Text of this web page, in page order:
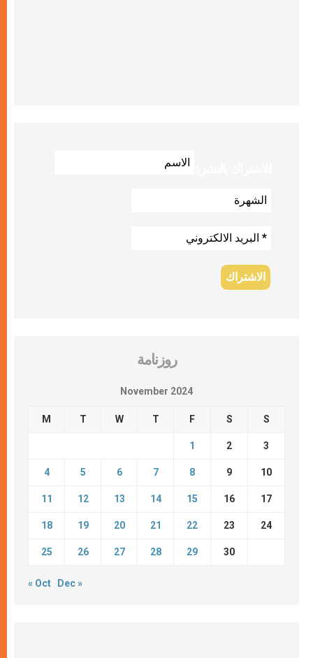
روزنامة
November 2024
M T W T F S S
1 2 3
4 5 6 7 8 9 10
11 12 13 14 15 16 17
18 19 20 21 22 23 24
25 26 27 28 29 30
« Oct Dec »